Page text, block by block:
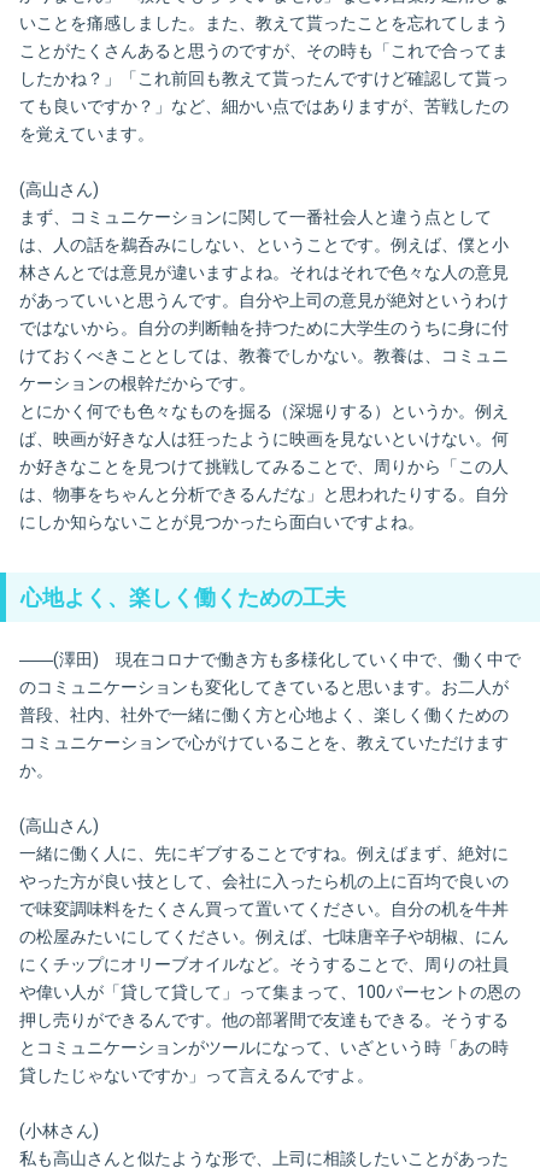
いことを痛感しました。また、教えて貰ったことを忘れてしまう
ことがたくさんあると思うのですが、その時も「これで合ってま
したかね？」「これ前回も教えて貰ったんですけど確認して貰っ
ても良いですか？」など、細かい点ではありますが、苦戦したの
を覚えています。
(高山さん)
まず、コミュニケーションに関して一番社会人と違う点として
は、人の話を鵜呑みにしない、ということです。例えば、僕と小
林さんとでは意見が違いますよね。それはそれで色々な人の意見
があっていいと思うんです。自分や上司の意見が絶対というわけ
ではないから。自分の判断軸を持つために大学生のうちに身に付
けておくべきこととしては、教養でしかない。教養は、コミュニ
ケーションの根幹だからです。
とにかく何でも色々なものを掘る（深堀りする）というか。例え
ば、映画が好きな人は狂ったように映画を見ないといけない。何
か好きなことを見つけて挑戦してみることで、周りから「この人
は、物事をちゃんと分析できるんだな」と思われたりする。自分
にしか知らないことが見つかったら面白いですよね。
心地よく、楽しく働くための工夫
――(澤田) 現在コロナで働き方も多様化していく中で、働く中で
のコミュニケーションも変化してきていると思います。お二人が
普段、社内、社外で一緒に働く方と心地よく、楽しく働くための
コミュニケーションで心がけていることを、教えていただけます
か。
(高山さん)
一緒に働く人に、先にギブすることですね。例えばまず、絶対に
やった方が良い技として、会社に入ったら机の上に百均で良いの
で味変調味料をたくさん買って置いてください。自分の机を牛丼
の松屋みたいにしてください。例えば、七味唐辛子や胡椒、にん
にくチップにオリーブオイルなど。そうすることで、周りの社員
や偉い人が「貸して貸して」って集まって、100パーセントの恩の
押し売りができるんです。他の部署間で友達もできる。そうする
とコミュニケーションがツールになって、いざという時「あの時
貸したじゃないですか」って言えるんですよ。
(小林さん)
私も高山さんと似たような形で、上司に相談したいことがあった